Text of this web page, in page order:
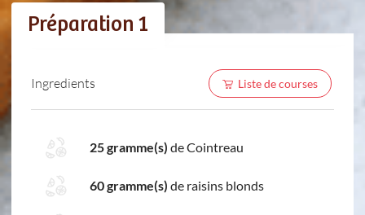
Préparation 1
Ingredients Liste de courses
25 gramme(s) de Cointreau
60 gramme(s) de raisins blonds